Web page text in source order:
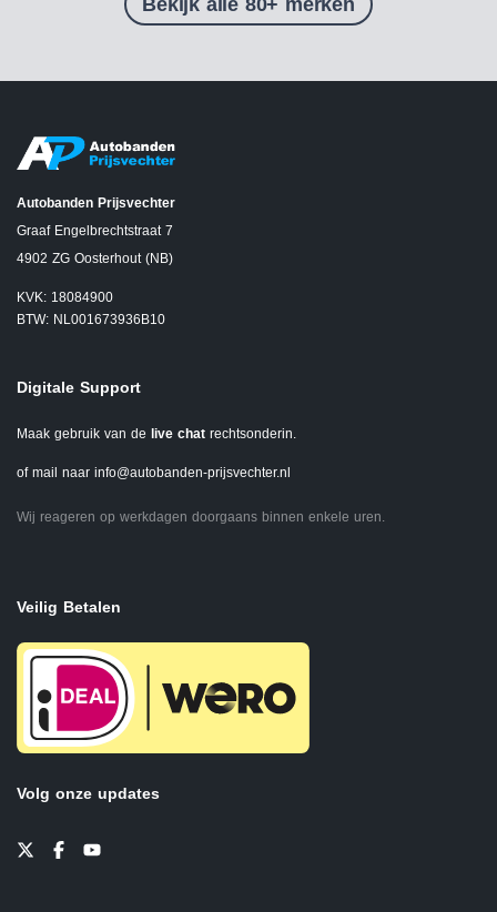
Autobanden Prijsvechter
Graaf Engelbrechtstraat 7
4902 ZG Oosterhout (NB)
KVK: 18084900
BTW: NL001673936B10
Digitale Support
Maak gebruik van de live chat rechtsonderin.
of mail naar info@autobanden-prijsvechter.nl
Wij reageren op werkdagen doorgaans binnen enkele uren.
Veilig Betalen
Volg onze updates